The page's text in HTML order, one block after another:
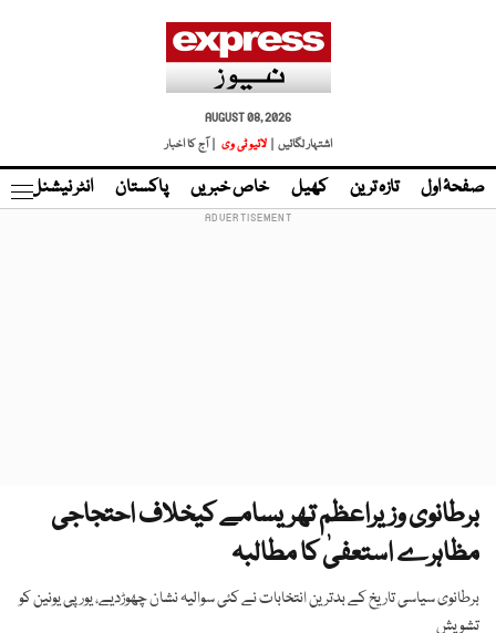
AUGUST 08, 2026
اشتہار لگائیں |
لائیو ٹی وی | آج کا اخبار
صفحۂ اول تازہ ترین کھیل خاص خبریں پاکستان انٹر نیشنل
برطانوی وزیراعظم تھریسامے کیخلاف احتجاجی
مظاہرے استعفیٰ کا مطالبہ
برطانوی سیاسی تاریخ کے بدترین انتخابات نے کئی سوالیہ نشان چھوڑدیے، یورپی یونین کو
تشویش